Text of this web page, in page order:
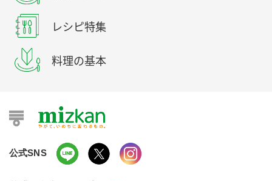
レシピ特集
料理の基本
公式SNS